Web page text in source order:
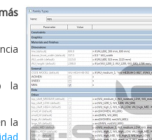
la
la